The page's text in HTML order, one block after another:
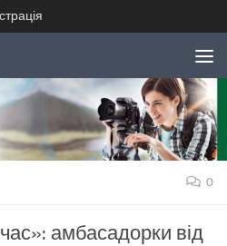
0
амбасадорки від